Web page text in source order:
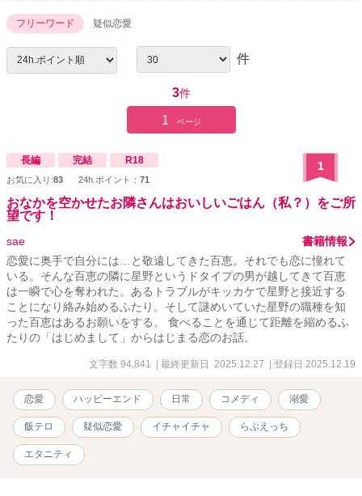
フリーワード 疑似恋愛
件
3件
1 ページ
長編 完結 R18
お気に入り:83 24h.ポイント： 71
1
おなかを空かせたお隣さんはおいしいごはん（私？）をご所
望です！
sae
書籍情報
恋愛に奥手で自分には…と敬遠してきた百恵。それでも恋に憧れて
いる。そんな百恵の隣に星野というドタイプの男が越してきて百恵
は一瞬で心を奪われた。あるトラブルがキッカケで星野と接近する
ことになり絡み始めるふたり。そして謎めいていた星野の職種を知
った百恵はあるお願いをする。 食べることを通じて距離を縮めるふ
たりの「はじめまして」からはじまる恋のお話。
文字数 94,841 | 最終更新日 2025.12.27 | 登録日 2025.12.19
恋愛 ハッピーエンド 日常 コメディ 溺愛
飯テロ 疑似恋愛 イチャイチャ らぶえっち
エタニティ